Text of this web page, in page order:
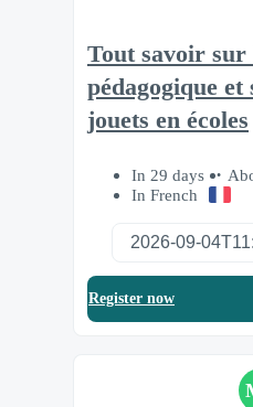
Tout savoir sur
pédagogique
jouets en écoles
In 29 days
In French
Register now